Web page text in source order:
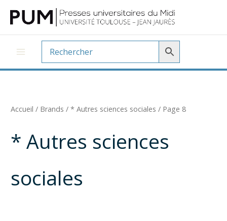
contenu
Accueil / Brands / * Autres sciences sociales / Page 8
* Autres sciences
sociales